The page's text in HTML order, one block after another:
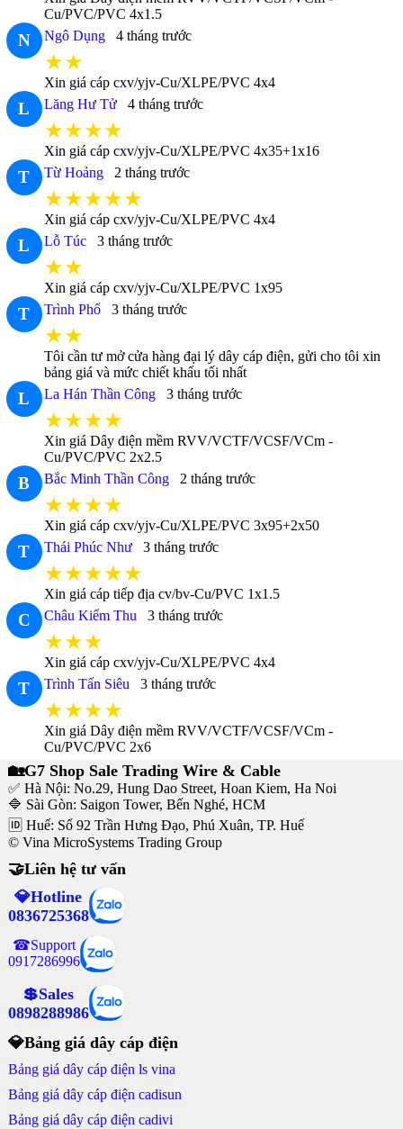
Cu/PVC/PVC 4x1.5
N Ngô Dụng 4 tháng trước
★★
Xin giá cáp cxv/yjv-Cu/XLPE/PVC 4x4
L Lăng Hư Tử 4 tháng trước
★★★★
Xin giá cáp cxv/yjv-Cu/XLPE/PVC 4x35+1x16
T Từ Hoảng 2 tháng trước
★★★★★
Xin giá cáp cxv/yjv-Cu/XLPE/PVC 4x4
L Lỗ Túc 3 tháng trước
★★
Xin giá cáp cxv/yjv-Cu/XLPE/PVC 1x95
T Trình Phổ 3 tháng trước
★★
Tôi cần tư mở cửa hàng đại lý dây cáp điện, gửi cho tôi xin
bảng giá và mức chiết khấu tối nhất
L La Hán Thần Công 3 tháng trước
★★★★
Xin giá Dây điện mềm RVV/VCTF/VCSF/VCm -
Cu/PVC/PVC 2x2.5
B Bắc Minh Thần Công 2 tháng trước
★★★★
Xin giá cáp cxv/yjv-Cu/XLPE/PVC 3x95+2x50
T Thái Phúc Như 3 tháng trước
★★★★★
Xin giá cáp tiếp địa cv/bv-Cu/PVC 1x1.5
C Châu Kiếm Thu 3 tháng trước
★★★
Xin giá cáp cxv/yjv-Cu/XLPE/PVC 4x4
T Trình Tấn Siêu 3 tháng trước
★★★★
Xin giá Dây điện mềm RVV/VCTF/VCSF/VCm -
Cu/PVC/PVC 2x6
🏡G7 Shop Sale Trading Wire & Cable
✅ Hà Nội: No.29, Hung Dao Street, Hoan Kiem, Ha Noi
🔷 Sài Gòn: Saigon Tower, Bến Nghé, HCM
🆔 Huế: Số 92 Trần Hưng Đạo, Phú Xuân, TP. Huế
© Vina MicroSystems Trading Group
🤝Liên hệ tư vấn
💎Hotline
0836725368
☎Support
0917286996
💲Sales
0898288986
💎Bảng giá dây cáp điện
Bảng giá dây cáp điện ls vina
Bảng giá dây cáp điện cadisun
Bảng giá dây cáp điện cadivi